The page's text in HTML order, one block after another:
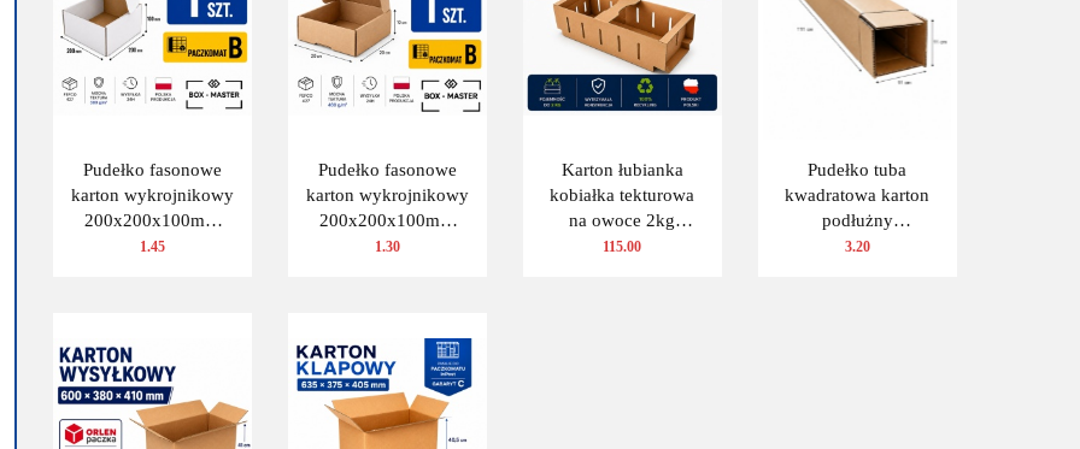
Pudełko fasonowe
karton wykrojnikowy
200x200x100mm
(wymiary
1.45
Pudełko fasonowe
karton wykrojnikowy
200x200x100mm
(wymiary
1.30
Karton łubianka
kobiałka tekturowa
na owoce 2kg
(390x135x110
115.00
Pudełko tuba
kwadratowa karton
podłużny
1110x110x110mm
3.20